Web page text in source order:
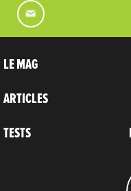
LE MAG
ARTICLES
TESTS